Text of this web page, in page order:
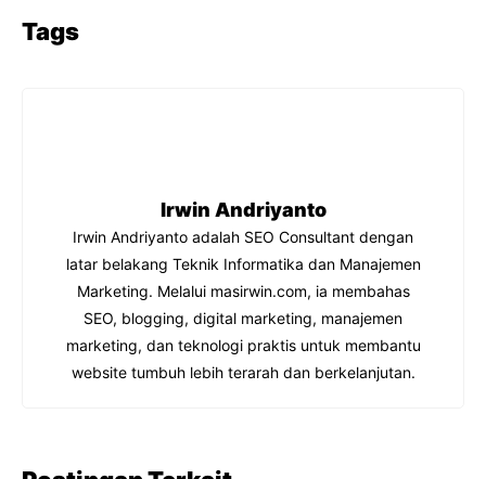
c
e
Tags
Irwin Andriyanto
Irwin Andriyanto adalah SEO Consultant dengan
latar belakang Teknik Informatika dan Manajemen
Marketing. Melalui masirwin.com, ia membahas
SEO, blogging, digital marketing, manajemen
marketing, dan teknologi praktis untuk membantu
website tumbuh lebih terarah dan berkelanjutan.